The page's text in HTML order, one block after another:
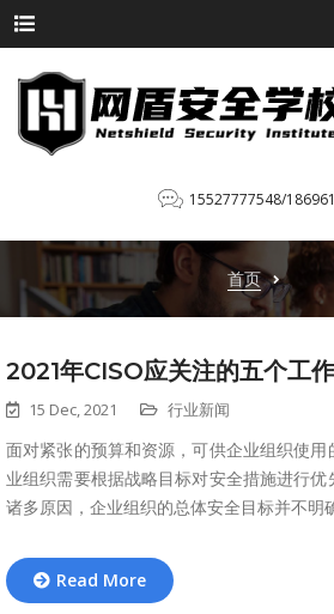
15527777548/
首页
2021年CISO应关注的五个工
15 Dec, 2021 行业新闻
面对紧张的预算和资源，可供企业组织使
业组织需要根据战略目标对安全措施进行
诸多原因，企业组织的总体安全目标并不明
Read More